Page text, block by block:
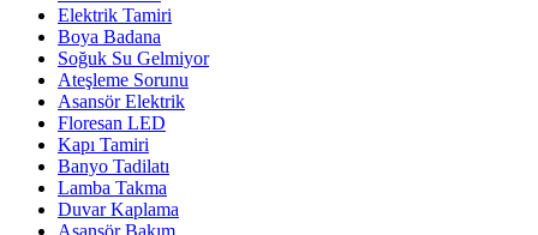
Elektrik Tamiri
Boya Badana
Soğuk Su Gelmiyor
Ateşleme Sorunu
Asansör Elektrik
Floresan LED
Kapı Tamiri
Banyo Tadilatı
Lamba Takma
Duvar Kaplama
Asansör Bakım